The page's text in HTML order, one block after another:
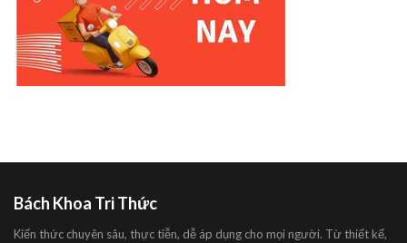
Bách Khoa Tri Thức
Kiến thức chuyên sâu, thực tiễn, dễ áp dụng cho mọi người. Từ thiết kế,